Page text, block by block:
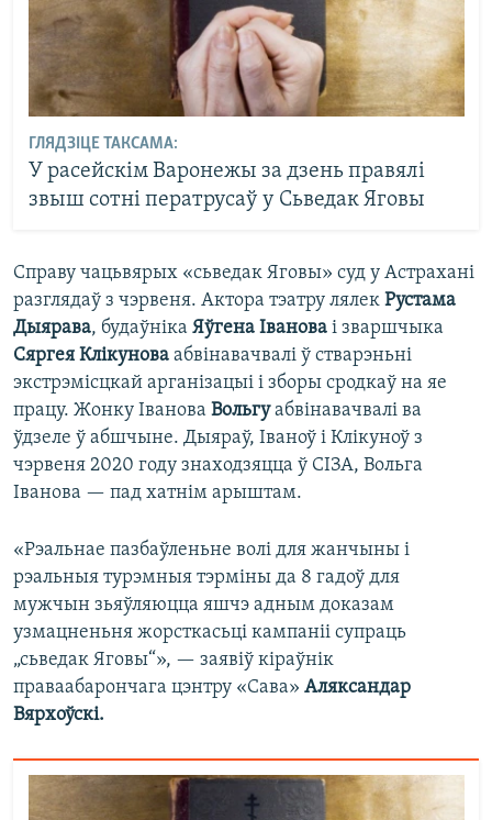
ГЛЯДЗІЦЕ ТАКСАМА:
У расейскім Варонежы за дзень правялі
звыш сотні ператрусаў у Сьведак Яговы
Справу чацьвярых «сьведак Яговы» суд у Астрахані
разглядаў з чэрвеня. Актора тэатру лялек Рустама
Дыярава, будаўніка Яўгена Іванова і зваршчыка
Сяргея Клікунова абвінавачвалі ў стварэньні
экстрэмісцкай арганізацыі і зборы сродкаў на яе
працу. Жонку Іванова Вольгуабвінавачвалі ва
ўдзеле ў абшчыне. Дыяраў, Іваноў і Клікуноў з
чэрвеня 2020 году знаходзяцца ў СІЗА, Вольга
Іванова — пад хатнім арыштам.
«Рэальнае пазбаўленьне волі для жанчыны і
рэальныя турэмныя тэрміны да 8 гадоў для
мужчын зьяўляюцца яшчэ адным доказам
узмацненьня жорсткасьці кампаніі супраць
„сьведак Яговы“», — заявіў кіраўнік
праваабарончага цэнтру «Сава» Аляксандар
Вярхоўскі.